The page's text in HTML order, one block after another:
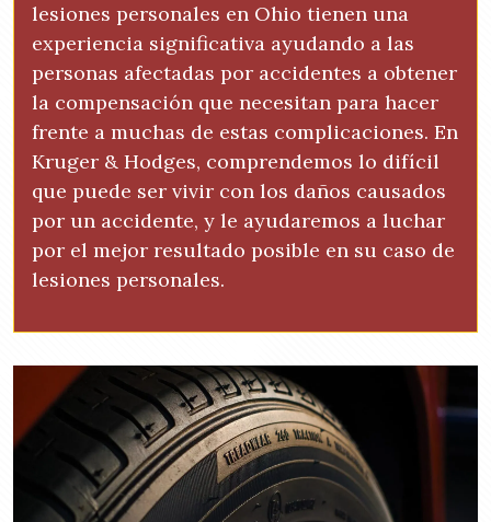
lesiones personales en Ohio tienen una
experiencia significativa ayudando a las
personas afectadas por accidentes a obtener
la compensación que necesitan para hacer
frente a muchas de estas complicaciones. En
Kruger & Hodges, comprendemos lo difícil
que puede ser vivir con los daños causados
por un accidente, y le ayudaremos a luchar
por el mejor resultado posible en su caso de
lesiones personales.